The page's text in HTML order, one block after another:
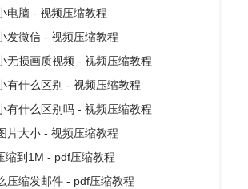
电脑 - 视频压缩教程
发微信 - 视频压缩教程
无损画质视频 - 视频压缩教程
有什么区别 - 视频压缩教程
有什么区别吗 - 视频压缩教程
片大小 - 视频压缩教程
缩到1M - pdf压缩教程
压缩发邮件 - pdf压缩教程